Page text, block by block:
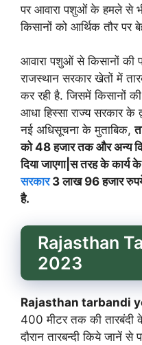
पर आवारा पशुओं के हमले से
किसानों को आर्थिक तौर पर
आवारा पशुओं से किसानों की
राजस्थान सरकार खेतों में
कर रही है. जिसमें किसानों
आधा हिस्सा राज्य सरकार के
नई अधिसूचना के मुताबिक,
को 48 हजार तक और अन्य
दिया जाएगा|स तरह के कार्य
सरकार3 लाख 96 हजार रुपये
है.
Rajasthan
2023
Rajasthan tarbandi
400 मीटर तक की तारबंदी
दौरान तारबन्दी किये जानें